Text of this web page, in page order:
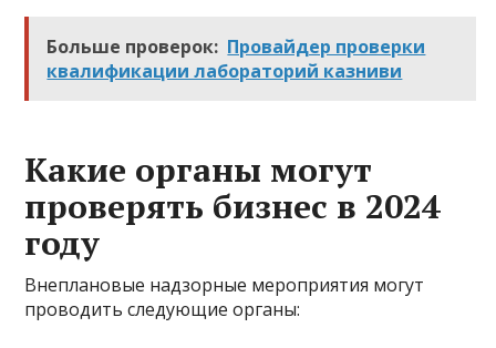
Больше проверок: Провайдер проверки
квалификации лабораторий казниви
Какие органы могут
проверять бизнес в 2024
году
Внеплановые надзорные мероприятия могут
проводить следующие органы: